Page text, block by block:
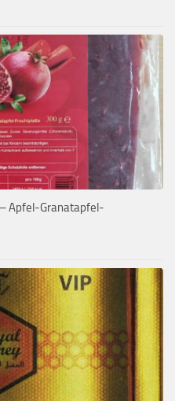
Apfel-Granatapfel-